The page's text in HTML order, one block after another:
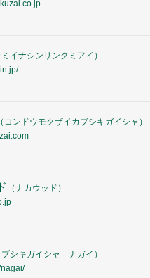
ミイナシンリンクミアイ ）
（ コンドウモクザイカブシキガイシャ ）
（ナカウッド ）
ブシキガイシャ ナガイ ）